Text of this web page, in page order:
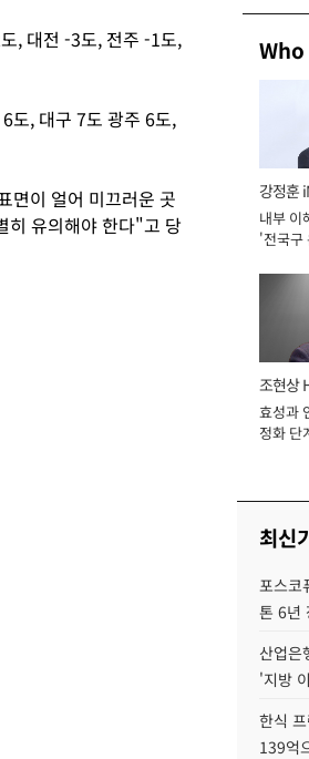
, 대전 -3도, 전주 -1도,
도, 대구 7도 광주 6도,
면이 얼어 미끄러운 곳
히 유의해야 한다"고 당
Who
강정훈
내부 이
'전국구
조현상
장
효성과
정화 단
최신
포스코
톤 6년
산업은
'지방
한식
139억